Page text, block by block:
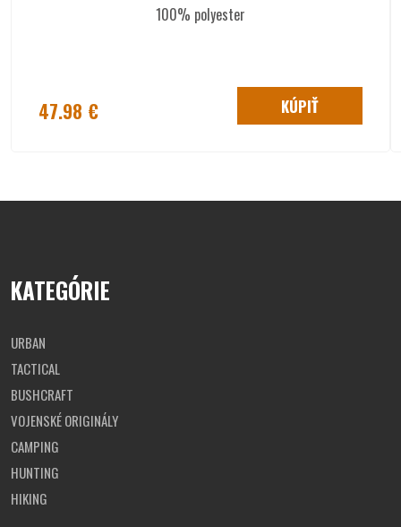
vesta je zhotovená
turistická vesta mávšetkyvrecká uzavreté YKK zipsami
100% polyester
47.98 € KÚPIŤ
KATEGÓRIE
URBAN
TACTICAL
BUSHCRAFT
VOJENSKÉ ORIGINÁLY
CAMPING
HUNTING
HIKING